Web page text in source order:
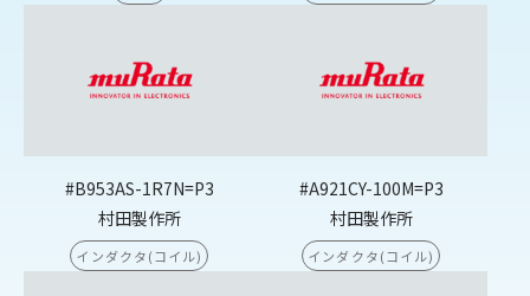
#B953AS-1R7N=P3
村田製作所
インダクタ(コイル)
#A921CY-100M=P3
村田製作所
インダクタ(コイル)